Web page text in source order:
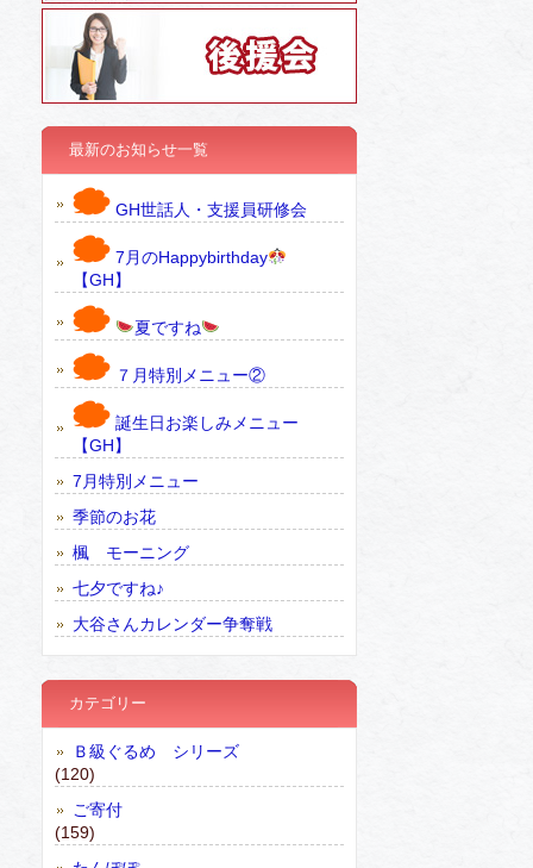
最新のお知らせ一覧
GH世話人・支援員研修会
7月のHappybirthday
【GH】
夏ですね
７月特別メニュー②
誕生日お楽しみメニュー
【GH】
7月特別メニュー
季節のお花
楓 モーニング
七夕ですね♪
大谷さんカレンダー争奪戦
カテゴリー
Ｂ級ぐるめ シリーズ
(120)
ご寄付
(159)